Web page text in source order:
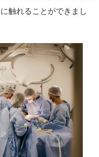
触れることができまし